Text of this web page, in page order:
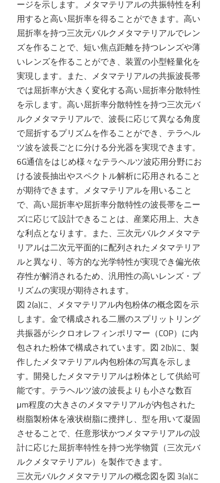
ージを示します。メタマテリアルの共振特性を利
用すると高い屈折率を得ることができます。高い
屈折率を持つ三次元バルクメタマテリアルでレン
ズを作ることで、短い焦点距離を持つレンズや薄
いレンズを作ることができ、装置の小型軽量化を
実現します。また、メタマテリアルの共振波長帯
では屈折率が大きく変化する高い屈折率分散特性
を示します。高い屈折率分散特性を持つ三次元バ
ルクメタマテリアルで、波長に応じて異なる角度
で屈折するプリズムを作ることができ、テラヘル
ツ波を波長ごとに分ける分光器を実現できます。
6G通信をはじめ様々なテラヘルツ波応用分野にお
ける波長抽出やスペクトル解析に応用されること
が期待できます。メタマテリアルを用いること
で、高い屈折率や屈折率分散特性の波長帯をニー
ズに応じて設計できることは、産業応用上、大き
な利点となります。また、三次元バルクメタマテ
リアルは二次元平面的に配列されたメタマテリア
ルと異なり、等方的な光学特性が実現でき偏光依
存性が解消されるため、汎用性の高いレンズ・プ
リズムの実現が期待されます。
図 2(a)に、メタマテリアル内包粉体の概念図を示
します。金で構成される二層のスプリットリング
共振器がシクロオレフィンポリマー（COP）に内
包された粉体で構成されています。図 2(b)に、製
作したメタマテリアル内包粉体の写真を示しま
す。開発したメタマテリアルは粉体として供給可
能です。テラヘルツ波の波長よりも小さな数百
μm程度の大きさのメタマテリアルが内包された
樹脂製粉体を液状樹脂に攪拌し、型を用いて凝固
させることで、任意形状かつメタマテリアルの設
計に応じた屈折率特性を持つ光学物質（三次元バ
ルクメタマテリアル）を製作できます。
三次元バルクメタマテリアルの概念図を図 3(a)に